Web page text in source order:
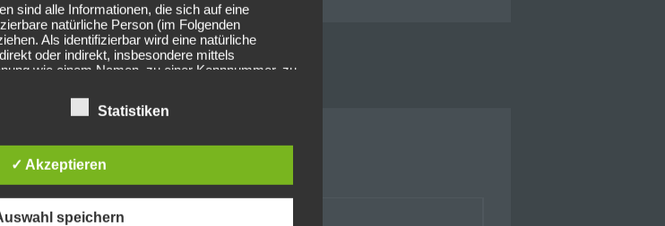
are marked *
sind alle Informationen, die sich auf eine
natürliche Person (im Folgenden
Als identifizierbar wird eine natürliche
oder indirekt, insbesondere mittels
wie einem Namen, zu einer Kennnummer, zu
die Ausdruck der physischen, physiologischen,
wirtschaftlichen, kulturellen oder sozialen
Statistiken
✓ Akzeptieren
speichern